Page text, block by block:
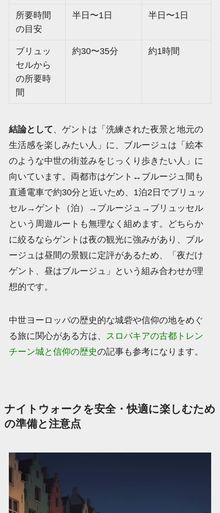
所要時間
の目安
半日〜1日 半日〜1日
ブリュッ
セルから
の所要時
間
約30〜35分 約1時間
結論として、ゲントは「洗練された夜景と地元の
生活感を楽しみたい人」に、ブルージュは「絵本
のような中世の街並みをじっくり歩きたい人」に
向いています。両都市はゲント↔ブルージュ間も
直通電車で約30分と近いため、1泊2日でブリュッ
セル→ゲント（泊）→ブルージュ→ブリュッセル
という周遊ルートも無理なく組めます。どちらか
に絞るならゲントは夜の観光に強みがあり、ブル
ージュは昼間の景観に定評があるため、「夜だけ
ゲント、昼はブルージュ」という組み合わせが理
想的です。
中世ヨーロッパの歴史的な城砦や信仰の地をめぐ
る旅に関心がある方は、 スロバキアの古都トレン
チーン城と信仰の歴史の記事も参考になります。
ナイトウォークを安全・快適に楽しむため
の準備と注意点